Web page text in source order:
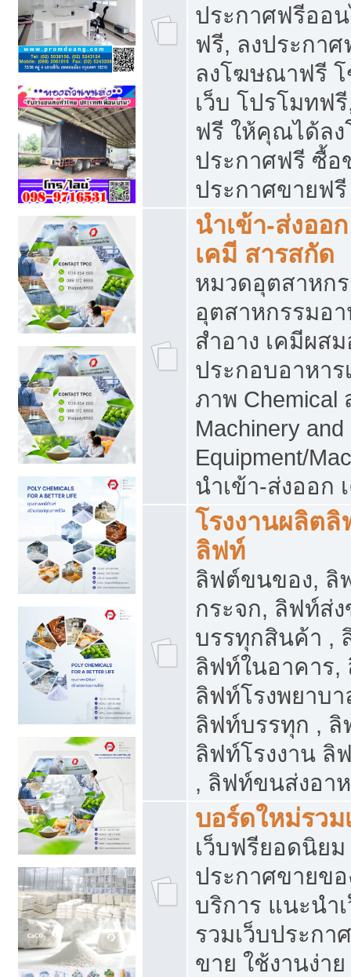
ประกาศฟรีออ
ฟรี, ลงประกา
ลงโฆษณาฟรี
เว็บ โปรโมทฟ
ฟรี ให้คุณได้ล
ประกาศฟรี ซื้อ
ประกาศขายฟรี
นำเข้า-ส่งออ
เคมี สารสกัด
หมวดอุตสาหก
อุตสาหกรรมอา
สำอาง เคมีผส
ประกอบอาหาร
ภาพ Chemical
Machinery
Equipment/
นำเข้า-ส่งออก
โรงงานผลิต
ลิฟท์
ลิฟต์ขนของ, ลิ
กระจก, ลิฟท์ส่
บรรทุกสินค้า ,
ลิฟท์ในอาคาร,
ลิฟท์โรงพยาบ
ลิฟท์บรรทุก ,
ลิฟท์โรงงาน ลิ
, ลิฟท์ขนส่งอา
บอร์ดใหม่รว
เว็บฟรียอดนิย
ประกาศขายข
บริการ แนะนำ
รวมเว็บประกา
ขาย ใช้งานง่าย